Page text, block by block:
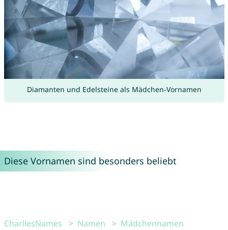
Diamanten und Edelsteine als Mädchen-Vornamen
Diese Vornamen sind besonders beliebt
CharliesNames Namen
Mädchennamen